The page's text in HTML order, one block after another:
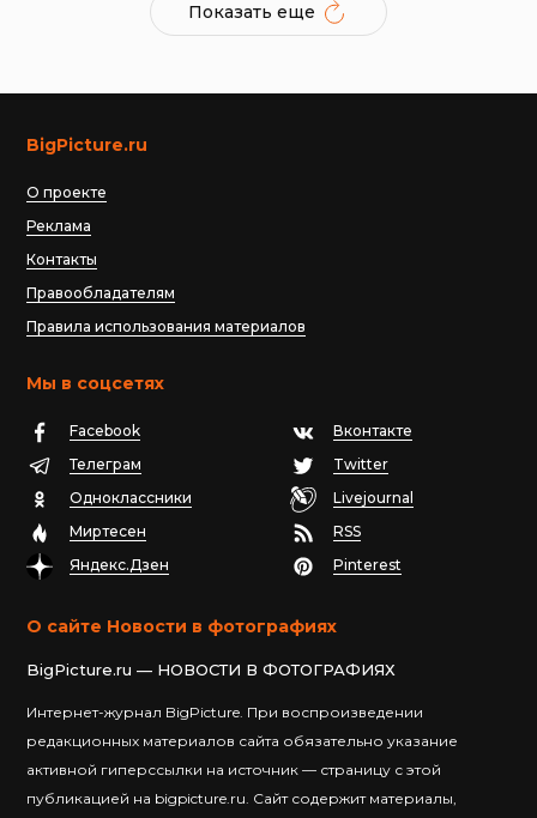
Показать еще
BigPicture.ru
О проекте
Реклама
Контакты
Правообладателям
Правила использования материалов
Мы в соцсетях
Facebook
Вконтакте
Телеграм
Twitter
Одноклассники
Livejournal
Миртесен
RSS
Яндекс.Дзен
Pinterest
О сайте Новости в фотографиях
BigPicture.ru — НОВОСТИ В ФОТОГРАФИЯХ
Интернет-журнал BigPicture. При воспроизведении
редакционных материалов сайта обязательно указание
активной гиперссылки на источник — страницу с этой
публикацией на bigpicture.ru. Сайт содержит материалы,